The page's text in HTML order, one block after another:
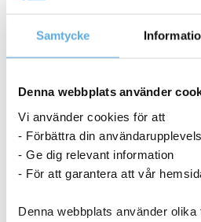
Samtycke
Denna webbplats använder
Vi använder cookies för att
- Förbättra din
- Ge dig relevant information
- För att garantera att vår
Denna webbplats använder
1 498,75kr
Lasertoner Xerox Phaser
magenta
27041209